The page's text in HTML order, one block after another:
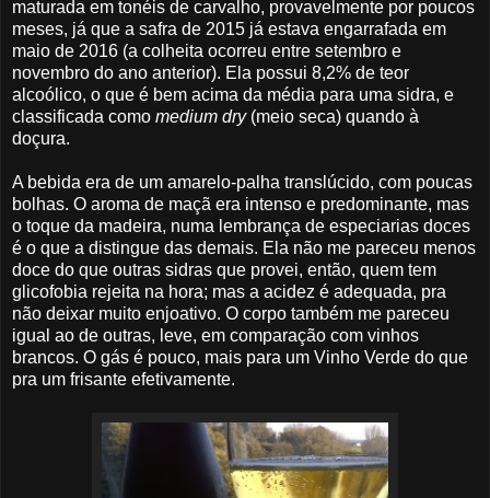
maturada em tonéis de carvalho, provavelmente por poucos
meses, já que a safra de 2015 já estava engarrafada em
maio de 2016 (a colheita ocorreu entre setembro e
novembro do ano anterior). Ela possui 8,2% de teor
alcoólico, o que é bem acima da média para uma sidra, e
classificada como medium dry(meio seca) quando à
doçura.
A bebida era de um amarelo-palha translúcido, com poucas
bolhas. O aroma de maçã era intenso e predominante, mas
o toque da madeira, numa lembrança de especiarias doces
é o que a distingue das demais. Ela não me pareceu menos
doce do que outras sidras que provei, então, quem tem
glicofobia rejeita na hora; mas a acidez é adequada, pra
não deixar muito enjoativo. O corpo também me pareceu
igual ao de outras, leve, em comparação com vinhos
brancos. O gás é pouco, mais para um Vinho Verde do que
pra um frisante efetivamente.